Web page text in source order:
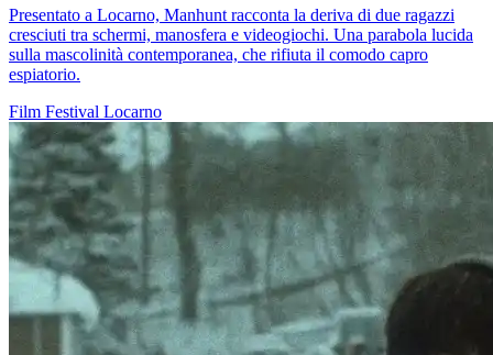
Presentato a Locarno, Manhunt racconta la deriva di due ragazzi
cresciuti tra schermi, manosfera e videogiochi. Una parabola lucida
sulla mascolinità contemporanea, che rifiuta il comodo capro
espiatorio.
Film Festival Locarno